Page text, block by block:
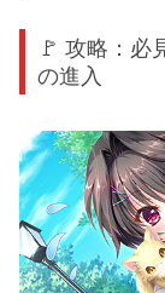
🚩 攻略：必
の進入